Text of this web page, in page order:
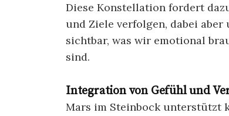
Diese Konstellation fordert
und Ziele verfolgen, dabei
sichtbar, was wir emotional
sind.
Integration von Gefühl und
Mars im Steinbock unterstützt